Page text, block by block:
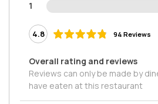
1
4.8 94 Reviews
Overall rating and reviews
Reviews can only be made by
have eaten at this restaurant